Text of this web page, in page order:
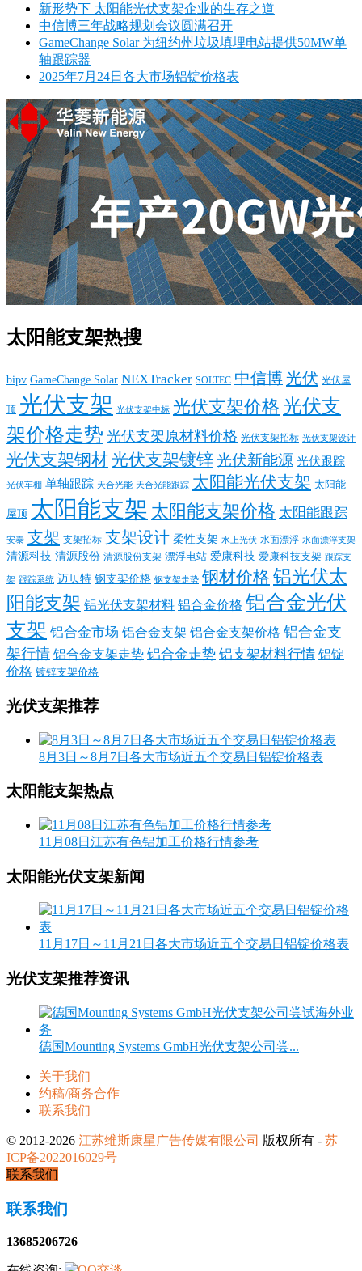
新形势下 太阳能光伏支架企业的生存之道
中信博三年战略规划会议圆满召开
GameChange Solar 为纽约州垃圾填埋电站提供50MW单
轴跟踪器
2025年7月24日各大市场铝锭价格表
太阳能支架热搜
bipv GameChange Solar NEXTracker SOLTEC 中信博光伏 光伏屋
顶 光伏支架 光伏支架中标 光伏支架价格 光伏支
架价格走势 光伏支架原材料价格 光伏支架招标 光伏支架设计
光伏支架钢材光伏支架镀锌光伏新能源 光伏跟踪
光伏车棚 单轴跟踪 天合光能 天合光能跟踪 太阳能光伏支架 太阳能
屋顶 太阳能支架 太阳能支架价格 太阳能跟踪
安泰 支架 支架招标 支架设计 柔性支架 水上光伏 水面漂浮 水面漂浮支架
清源科技 清源股份 清源股份支架 漂浮电站 爱康科技 爱康科技支架 跟踪支
架 跟踪系统 迈贝特 钢支架价格 钢支架走势 钢材价格 铝光伏太
阳能支架 铝光伏支架材料 铝合金价格 铝合金光伏
支架 铝合金市场 铝合金支架 铝合金支架价格 铝合金支
架行情 铝合金支架走势 铝合金走势 铝支架材料行情 铝锭
价格 镀锌支架价格
光伏支架推荐
8月3日～8月7日各大市场近五个交易日铝锭价格表
太阳能支架热点
11月08日江苏有色铝加工价格行情参考
太阳能光伏支架新闻
11月17日～11月21日各大市场近五个交易日铝锭价格表
光伏支架推荐资讯
德国Mounting Systems GmbH光伏支架公司尝...
关于我们
约稿/商务合作
联系我们
© 2012-2026 江苏维斯康星广告传媒有限公司 版权所有 - 苏
ICP备2022016029号
联系我们
联系我们
13685206726